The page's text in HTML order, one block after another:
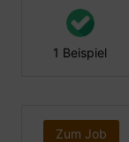
1 Beispiel
Zum Job